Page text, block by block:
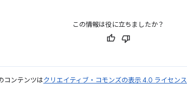
この情報は役に立ちましたか？
コンテンツはクリエイティブ・コモンズの表示 4.0 ライセンス